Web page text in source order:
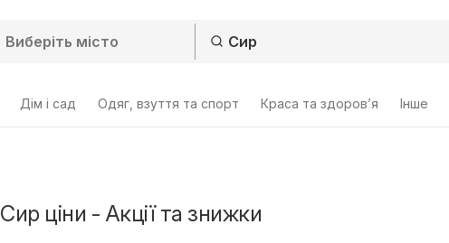
Дім і сад Одяг, взуття та спорт Краса та здоров’я Інше
Сир ціни - Акції та знижки